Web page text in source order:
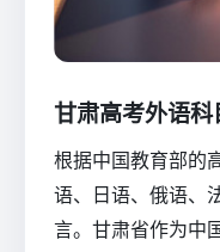
甘肃高考外语
根据中国教育部的
语、日语、俄语、
言。甘肃省作为中